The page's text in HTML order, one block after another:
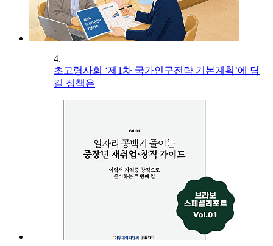
4.
초고령사회 ‘제1차 국가인구전략 기본계획’에 담
길 정책은